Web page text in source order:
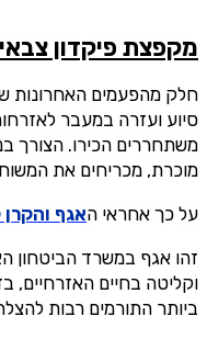
מקפצת פיקדון צבאי
חלק מהפעמים האחרונות
סיוע ועזרה במעבר
משתחררים הכירו. הצורך
מוכרת, מכריחים את
על כך אחראי האגף והקרן
זהו אגף במשרד הביטחון
וקליטה בחיים האזרחיים,
ביותר התורמים רבות